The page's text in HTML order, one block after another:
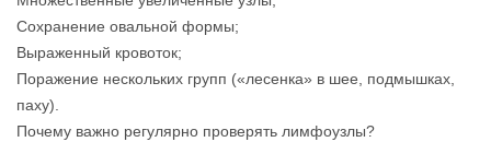
Сохранение овальной формы;
Выраженный кровоток;
Поражение нескольких групп («лесенка» в шее, подмышках,
паху).
Почему важно регулярно проверять лимфоузлы?